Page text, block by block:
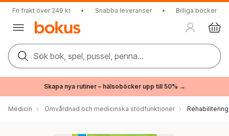
Fri frakt över 249 kr • Snabba leveranser • Billiga böcker
Sök bok, spel, pussel, penna...
Skapa nya rutiner – hälsoböcker upp till 50% →
Medicin Omvårdnad och medicinska stödfunktioner Rehabilitering